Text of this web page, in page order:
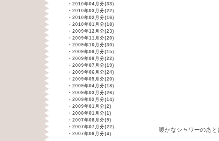
・ 2010年04月分(33)
・ 2010年03月分(22)
・ 2010年02月分(16)
・ 2010年01月分(18)
・ 2009年12月分(23)
・ 2009年11月分(20)
・ 2009年10月分(30)
・ 2009年09月分(15)
・ 2009年08月分(22)
・ 2009年07月分(19)
・ 2009年06月分(24)
・ 2009年05月分(20)
・ 2009年04月分(18)
・ 2009年03月分(26)
・ 2009年02月分(14)
・ 2009年01月分(2)
・ 2008年01月分(1)
・ 2007年08月分(9)
・ 2007年07月分(22)
・ 2007年06月分(4)
暖かなシャワーのあ